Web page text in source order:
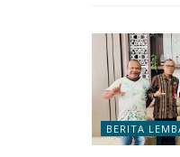
BERITA